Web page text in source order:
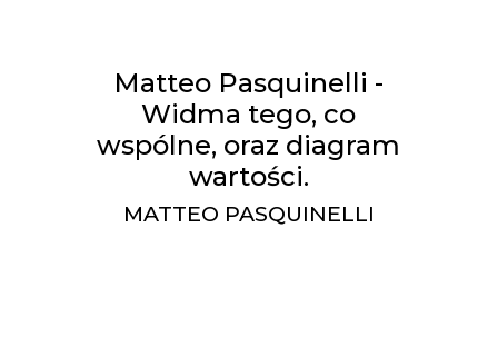
Matteo Pasquinelli -
Widma tego, co
wspólne, oraz diagram
wartości.
MATTEO PASQUINELLI